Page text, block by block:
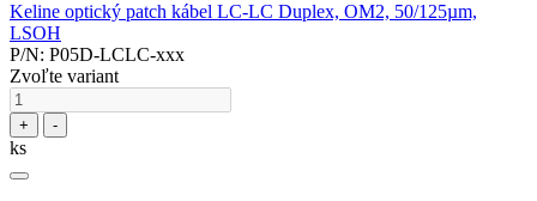
Keline optický patch kábel LC-LC Duplex, OM2, 50/125µm,
LSOH
P/N: P05D-LCLC-xxx
Zvoľte variant
+ -
ks